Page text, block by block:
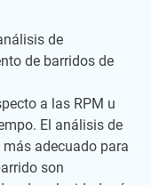
de
de barridos de
a las RPM u
El análisis de
adecuado para
son